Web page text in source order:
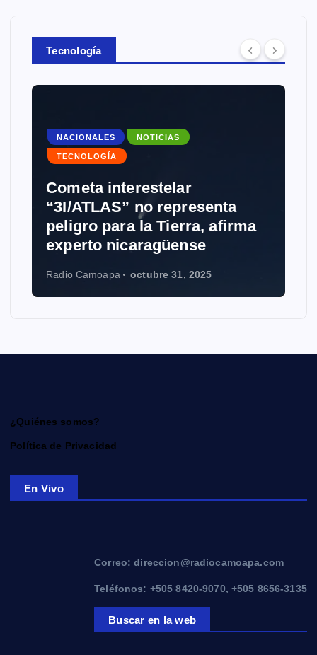
Tecnología
NACIONALES NOTICIAS
TECNOLOGÍA
Cometa interestelar
“3I/ATLAS” no representa
peligro para la Tierra, afirma
experto nicaragüense
Radio Camoapa octubre 31, 2025
¿Quiénes somos?
Política de Privacidad
En Vivo
Correo: direccion@radiocamoapa.com
Teléfonos: +505 8420-9070, +505 8656-3135
Buscar en la web